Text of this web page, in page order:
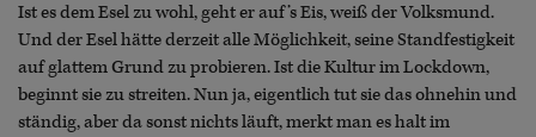
Ist es dem Esel zu wohl, geht er auf’s Eis, weiß der Volksmund.
Und der Esel hätte derzeit alle Möglichkeit, seine Standfestigkeit
auf glattem Grund zu probieren. Ist die Kultur im Lockdown,
beginnt sie zu streiten. Nun ja, eigentlich tut sie das ohnehin und
ständig, aber da sonst nichts läuft, merkt man es halt im